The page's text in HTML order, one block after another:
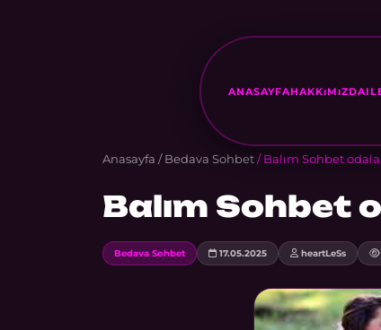
ANASAYFAHAKKıMıZDA
Anasayfa / Bedava Sohbet / Balım Sohbet
Balım Sohbet
Bedava Sohbet 17.05.2025 heartLeSs